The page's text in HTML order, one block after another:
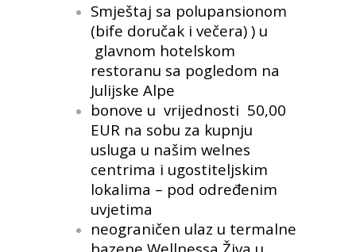
Smještaj sa polupansionom
(bife doručak i večera) ) u
glavnom hotelskom
restoranu sa pogledom na
Julijske Alpe
bonove u vrijednosti 50,00
EUR na sobu za kupnju
usluga u našim welnes
centrima i ugostiteljskim
lokalima – pod određenim
uvjetima
neograničen ulaz u termalne